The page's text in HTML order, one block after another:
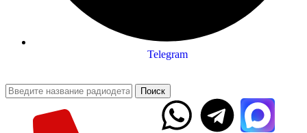
Telegram
Поиск